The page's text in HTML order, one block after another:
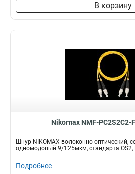
В корзину
Nikomax NMF-PC2S2C2-
Шнур NIKOMAX волоконно-оптический,
одномодовый 9/125мкм, стандарта OS2,
Подробнее